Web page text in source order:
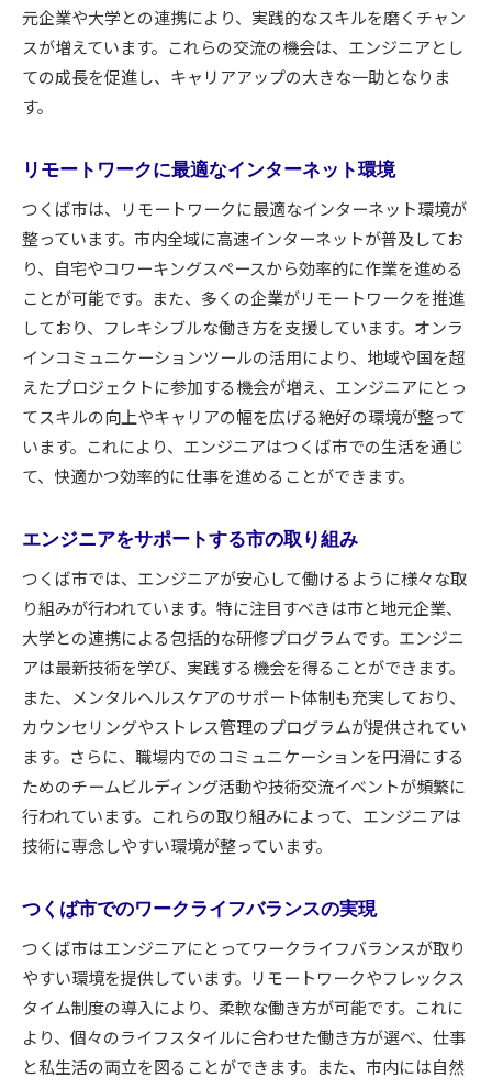
実践を重視したプロジェクト型学習
国際プロジェクトへの参画機会
コラボレーションとチームワークの重要性
成果を評価するフィードバックシステム
つくば市がエンジニアに選ばれる理由を探る
充実した生活環境と利便性
エンジニアコミュニティの存在
将来を見据えた都市計画
エンジニアを支える政策とサポート
技術開発を促進する市の姿勢
エンジニア同士のネットワーク形成
エンジニアの拠点としてのつくば市の未来
つくば市のビジョンと将来計画
持続可能な都市づくりの取り組み
国際的な研究拠点としての成長
エンジニアが求める未来の職場環境
つくば市が目指す未来の社会
元企業や大学との連携により、実践的なスキルを磨くチャン
スが増えています。これらの交流の機会は、エンジニアとし
ての成長を促進し、キャリアアップの大きな一助となりま
す。
リモートワークに最適なインターネット環境
つくば市は、リモートワークに最適なインターネット環境が
整っています。市内全域に高速インターネットが普及してお
り、自宅やコワーキングスペースから効率的に作業を進める
ことが可能です。また、多くの企業がリモートワークを推進
しており、フレキシブルな働き方を支援しています。オンラ
インコミュニケーションツールの活用により、地域や国を超
えたプロジェクトに参加する機会が増え、エンジニアにとっ
てスキルの向上やキャリアの幅を広げる絶好の環境が整って
います。これにより、エンジニアはつくば市での生活を通じ
て、快適かつ効率的に仕事を進めることができます。
エンジニアをサポートする市の取り組み
つくば市では、エンジニアが安心して働けるように様々な取
り組みが行われています。特に注目すべきは市と地元企業、
大学との連携による包括的な研修プログラムです。エンジニ
アは最新技術を学び、実践する機会を得ることができます。
また、メンタルヘルスケアのサポート体制も充実しており、
カウンセリングやストレス管理のプログラムが提供されてい
ます。さらに、職場内でのコミュニケーションを円滑にする
ためのチームビルディング活動や技術交流イベントが頻繁に
行われています。これらの取り組みによって、エンジニアは
技術に専念しやすい環境が整っています。
つくば市でのワークライフバランスの実現
つくば市はエンジニアにとってワークライフバランスが取り
やすい環境を提供しています。リモートワークやフレックス
タイム制度の導入により、柔軟な働き方が可能です。これに
より、個々のライフスタイルに合わせた働き方が選べ、仕事
と私生活の両立を図ることができます。また、市内には自然